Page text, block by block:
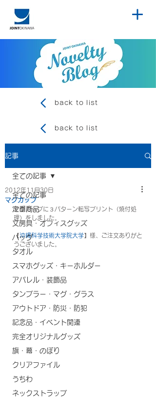
back to list
back to list
記事
全ての記事
定番商品
文房具・オフィスグッズ
バッグ
タオル
スマホグッズ・キーホルダー
アパレル・装飾品
タンブラー・マグ・グラス
アウトドア・防災・防犯
記念品・イベント関連
完全オリジナルグッズ
旗・幕・のぼり
クリアファイル
うちわ
ネックストラップ
全ての記事
マグカップ
2012年11月30日
マグカップに３パターン転写プリント（焼付処
理）をしました。
【沖縄科学技術大学院大学】様、ご注文ありがと
うございました。